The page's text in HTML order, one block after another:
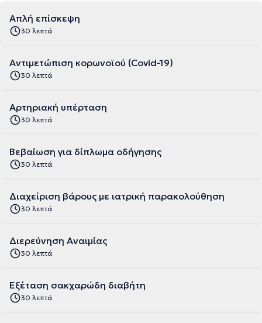
Απλή επίσκεψη
30 λεπτά
Αντιμετώπιση κορωνοϊού (Covid-19)
30 λεπτά
Αρτηριακή υπέρταση
30 λεπτά
Βεβαίωση για δίπλωμα οδήγησης
30 λεπτά
Διαχείριση βάρους με ιατρική παρακολούθηση
30 λεπτά
Διερεύνηση Αναιμίας
30 λεπτά
Εξέταση σακχαρώδη διαβήτη
30 λεπτά